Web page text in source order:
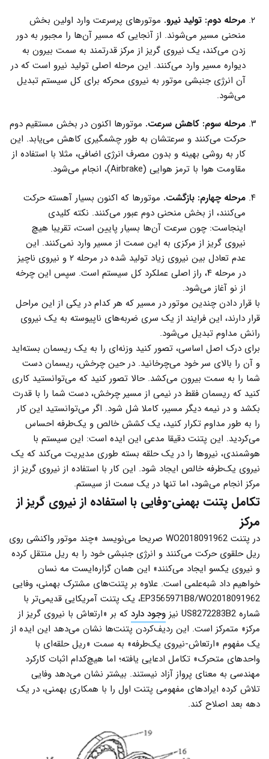
مرحله دوم: تولید نیرو. موتورهای پرسرعت وارد اولین بخش
منحنی مسیر می‌شوند. از آنجایی که مسیر آن‌ها را مجبور به دور
زدن می‌کند، یک نیروی گریز از مرکز قدرتمند به سمت بیرون به
دیواره مسیر وارد می‌کنند. این مرحله اصلی تولید نیرو است که در
آن انرژی جنبشی موتور به نیروی محرکه برای کل سیستم تبدیل
می‌شود.
مرحله سوم: کاهش سرعت. موتورها اکنون در بخش مستقیم دوم
حرکت می‌کنند و سرعتشان به طور چشمگیری کاهش می‌یابد. این
کار به روشی بهینه و بدون مصرف انرژی اضافی، مثلا با استفاده از
مقاومت هوا با ترمز هوایی (Airbrake)، انجام می‌شود.
مرحله چهارم: بازگشت. موتورها که اکنون بسیار آهسته حرکت
می‌کنند، از بخش منحنی دوم عبور می‌کنند. نکته کلیدی
اینجاست: چون سرعت آن‌ها بسیار پایین است، تقریبا هیچ
نیروی گریز از مرکزی به این سمت از مسیر وارد نمی‌کنند. این
عدم تعادل بین نیروی زیاد تولید شده در مرحله ۲ و نیروی ناچیز
در مرحله ۴، راز اصلی عملکرد کل سیستم است. سپس این چرخه
از نو آغاز می‌شود.
با قرار دادن چندین موتور در مسیر که هر کدام در یکی از این مراحل
قرار دارند، این فرایند از یک سری ضربه‌های ناپیوسته به یک نیروی
رانش مداوم تبدیل می‌شود.
برای درک اصل اساسی، تصور کنید وزنه‌ای را به یک ریسمان بسته‌اید
و آن را بالای سر خود می‌چرخانید. در حین چرخش، ریسمان دست
شما را به سمت بیرون می‌کشد. حالا تصور کنید که می‌توانستید کاری
کنید که ریسمان فقط در نیمی از مسیر چرخش، دست شما را با قدرت
بکشد و در نیمه دیگر مسیر، کاملا شل شود. اگر می‌توانستید این کار
را به طور مداوم تکرار کنید، یک کشش خالص و یک‌طرفه احساس
می‌کردید. این پتنت دقیقا مدعی این ایده است: این سیستم با
هوشمندی، نیروها را در یک حلقه بسته طوری مدیریت می‌کند که یک
نیروی یک‌طرفه خالص ایجاد شود. این کار با استفاده از نیروی گریز از
مرکز انجام می‌شود، اما تنها در یک سمت از سیستم.
تکامل پتنت بهمنی-وفایی با استفاده از نیروی گریز از
مرکز
در پتنت WO2018091962 صریحا می‌نویسد «چند موتور واکنشی روی
ریل حلقوی حرکت می‌کنند و انرژی جنبشی خود را به ریل منتقل کرده
و نیروی یکسو ایجاد می‌کنند» این همان گزاره‌ایست مه نسان
خواهیم داد شبه‌علمی است. علاوه بر پتنت‌های مشترک بهمنی، وفایی
EP3565971B8/WO2018091962، یک پتنت آمریکایی قدیمی‌تر با
شماره US8272283B2 نیز
وجود دارد که بر «ارتعاش با نیروی گریز از
مرکز» متمرکز است. این ردیف‌کردن پتنت‌ها نشان می‌دهد این ایده از
یک مفهوم «ارتعاش-نیروی یک‌طرفه» به سمت «ریل حلقه‌ای با
واحدهای متحرک» تکامل ادعایی یافته؛ اما هیچ‌کدام اثبات کارکرد
مهندسی به معنای پرواز آزاد نیستند. بیشتر نشان می‌دهد وفایی
تلاش کرده ایرادهای مفهومی پتنت اول را با همکاری بهمنی، در یک
دهه بعد اصلاح کند.